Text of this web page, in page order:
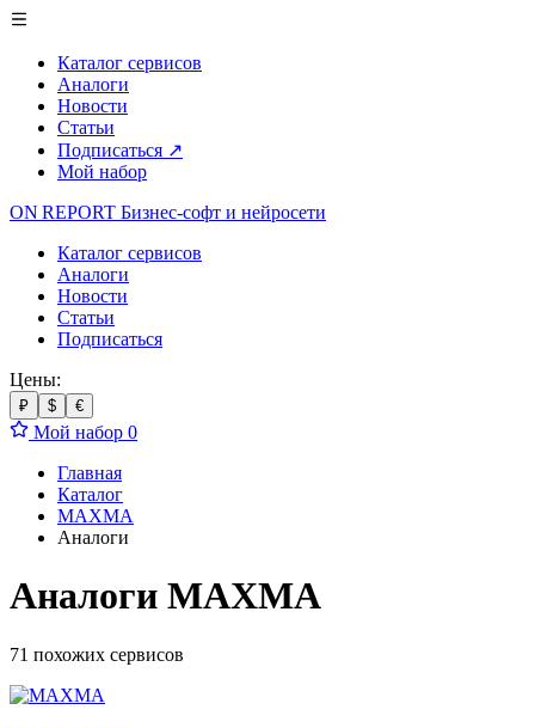
Каталог сервисов
Аналоги
Новости
Статьи
Подписаться ↗
Мой набор
ON REPORT Бизнес-софт и нейросети
Каталог сервисов
Аналоги
Новости
Статьи
Подписаться
Цены:
₽ $ €
Мой набор 0
Главная
Каталог
MAXMA
Аналоги
Аналоги MAXMA
71 похожих сервисов